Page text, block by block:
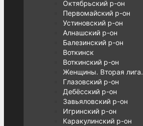
Октябрьский р-он
Первомайский р-он
Устиновский р-он
Алнашский р-он
Балезинский р-он
Воткинск
Воткинский р-он
Женщины. Вторая лига.
Глазовский р-он
Дебёсский р-он
Завьяловский р-он
Игринский р-он
Каракулинский р-он